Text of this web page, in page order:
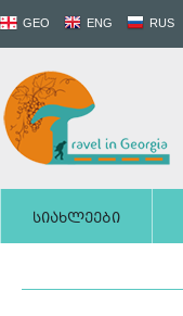
GEO ENG RUS
სიახლეები